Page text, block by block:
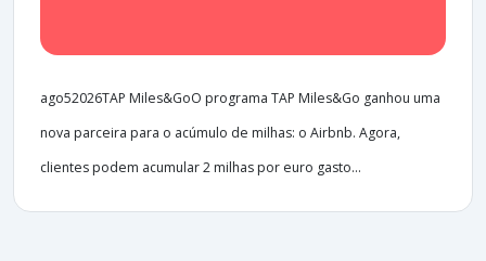
ago52026TAP Miles&GoO programa TAP Miles&Go ganhou uma
nova parceira para o acúmulo de milhas: o Airbnb. Agora,
clientes podem acumular 2 milhas por euro gasto...